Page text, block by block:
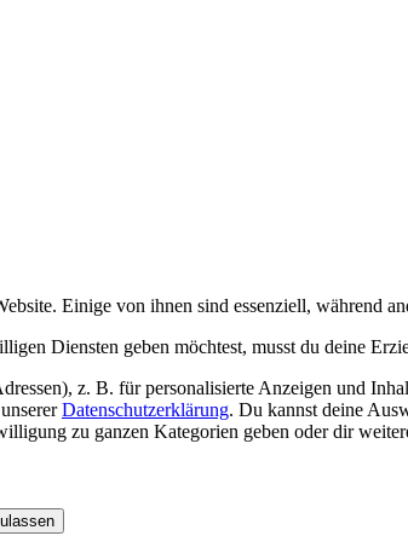
Einige von ihnen sind essenziell, während
Diensten geben möchtest, musst du deine
z. B. für personalisierte Anzeigen und
Datenschutzerklärung. Du kannst deine
zu ganzen Kategorien geben oder dir